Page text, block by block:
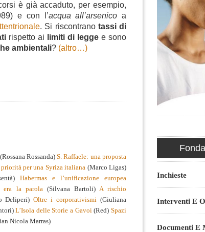
è già accaduto, per esempio,
e con l’acqua all’arsenico a
. Si riscontrano tassi di
rispetto ai limiti di legge e sono
ambientali? (altro…)
(Rossana Rossanda)S. Raffaele: una proposta
per una Syriza italiana (Marco Ligas)
Habermas e l’unificazione europea
la parola (Silvana Bartoli) A rischio
Deliperi)Oltre i corporativismi (Giuliana
L’Isola delle Storie a Gavoi (Red)Spazi
Nicola Marras)
Inchieste
Interventi E
Documenti E